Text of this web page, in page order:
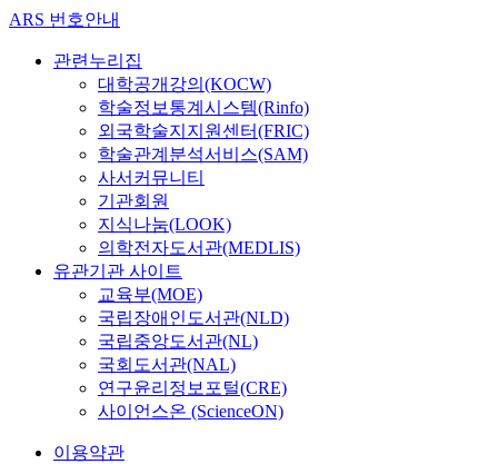
ARS 번호안내
관련누리집
대학공개강의(KOCW)
학술정보통계시스템(Rinfo)
외국학술지지원센터(FRIC)
학술관계분석서비스(SAM)
사서커뮤니티
기관회원
지식나눔(LOOK)
의학전자도서관(MEDLIS)
유관기관 사이트
교육부(MOE)
국립장애인도서관(NLD)
국립중앙도서관(NL)
국회도서관(NAL)
연구윤리정보포털(CRE)
사이언스온 (ScienceON)
이용약관